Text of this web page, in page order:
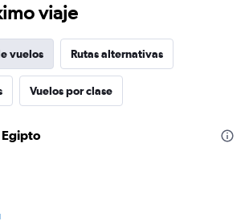
viaje
vuelos Rutas alternativas
Vuelos por clase
Egipto